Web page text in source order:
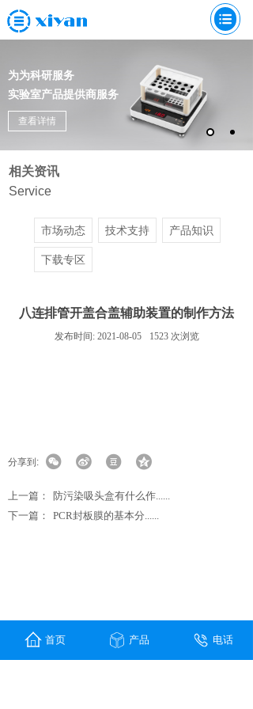
为为科研服务
实验室产品提供商服务
查看详情
相关资讯
Service
市场动态 技术支持 产品知识
下载专区
八连排管开盖合盖辅助装置的制作方法
发布时间: 2021-08-05 1523 次浏览
分享到:
上一篇：
防污染吸头盒有什么作......
下一篇：
PCR封板膜的基本分......
首页 产品 电话